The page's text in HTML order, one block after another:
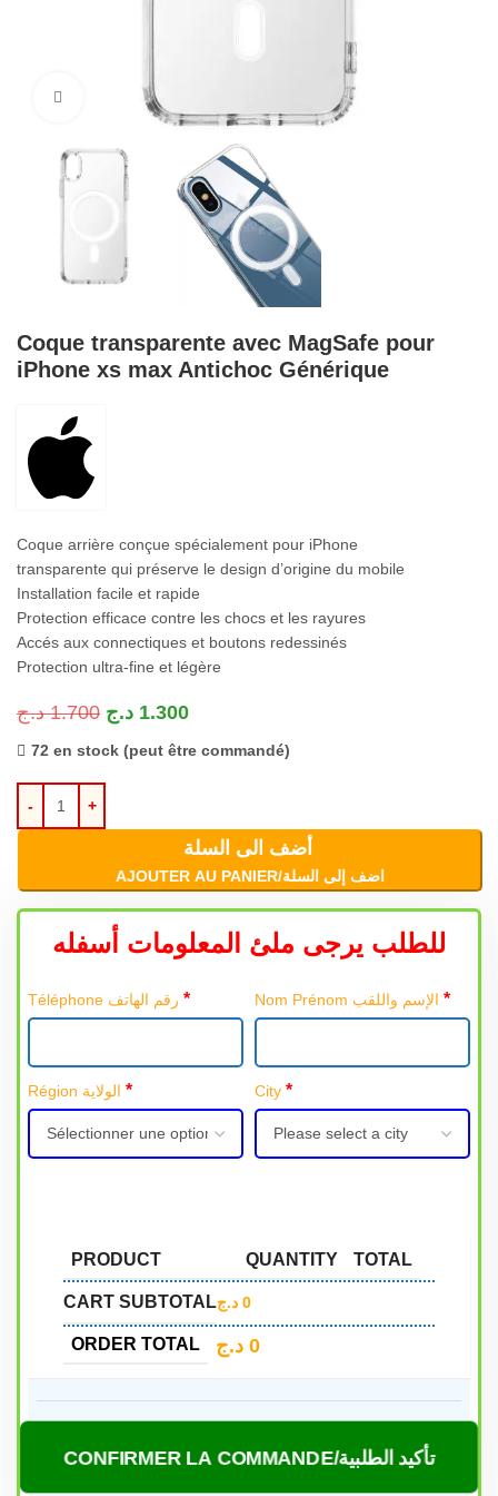
Cliquez pour agrandir
Coque transparente avec MagSafe pour
iPhone xs max Antichoc Générique
Coque arrière conçue spécialement pour iPhone
transparente qui préserve le design d’origine du mobile
Installation facile et rapide
Protection efficace contre les chocs et les rayures
Accés aux connectiques et boutons redessinés
Protection ultra-fine et légère
1.700 د.ج 1.300 د.ج
72 en stock (peut être commandé)
أضف الى السلة
AJOUTER AU PANIER/اضف إلى السلة
للطلب يرجى ملئ المعلومات أسفله
Téléphone رقم الهاتف* *
Région الولاية* City *
PRODUCT QUANTITY TOTAL
CART SUBTOTAL 0 د.ج
ORDER TOTAL 0 د.ج
CONFIRMER LA COMMANDE/تأكيد الطلبية